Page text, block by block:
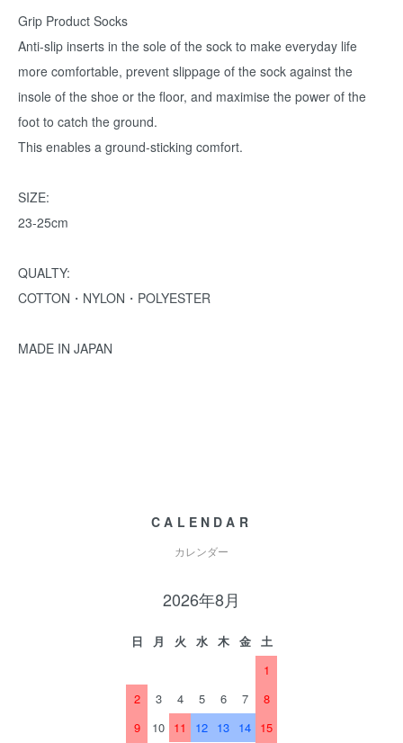
Grip Product Socks
Anti-slip inserts in the sole of the sock to make everyday life
more comfortable, prevent slippage of the sock against the
insole of the shoe or the floor, and maximise the power of the
foot to catch the ground.
This enables a ground-sticking comfort.
SIZE:
23-25cm
QUALTY:
COTTON・NYLON・POLYESTER
MADE IN JAPAN
CALENDAR
カレンダー
2026年8月
日 月 火 水 木 金
土
1
2
3 4 5 6 7
8
9
10 11 12 13 14 15